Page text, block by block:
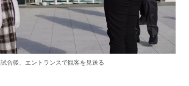
試合後、エントランスで観客を見送る